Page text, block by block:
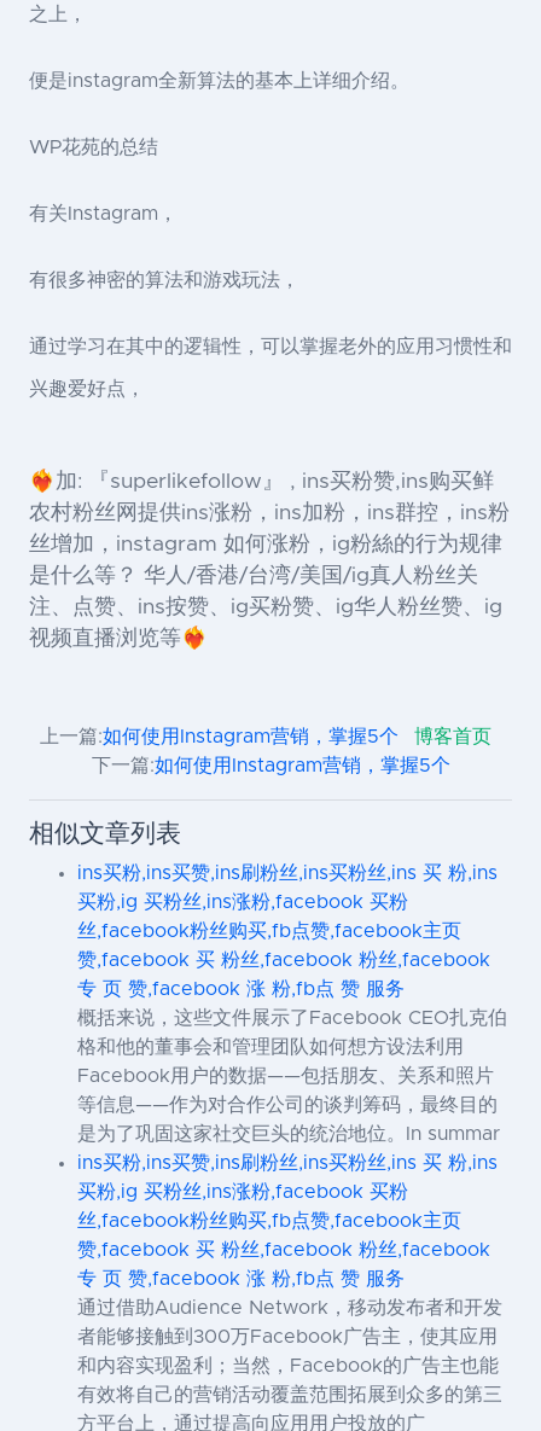
之上，
便是instagram全新算法的基本上详细介绍。
WP花苑的总结
有关Instagram，
有很多神密的算法和游戏玩法，
通过学习在其中的逻辑性，可以掌握老外的应用习惯性和
兴趣爱好点，
❤️‍🔥加: 『superlikefollow』 , ins买粉赞,ins购买鲜
农村粉丝网提供ins涨粉，ins加粉，ins群控，ins粉
丝增加，instagram 如何涨粉，ig粉絲的行为规律
是什么等？ 华人/香港/台湾/美国/ig真人粉丝关
注、点赞、ins按赞、ig买粉赞、ig华人粉丝赞、ig
视频直播浏览等❤️‍🔥
上一篇:如何使用Instagram营销，掌握5个
博客首页
下一篇:如何使用Instagram营销，掌握5个
相似文章列表
ins买粉,ins买赞,ins刷粉丝,ins买粉丝,ins 买 粉,ins
买粉,ig 买粉丝,ins涨粉,facebook 买粉
丝,facebook粉丝购买,fb点赞,facebook主页
赞,facebook 买 粉丝,facebook 粉丝,facebook
专 页 赞,facebook 涨 粉,fb点 赞 服务
概括来说，这些文件展示了Facebook CEO扎克伯
格和他的董事会和管理团队如何想方设法利用
Facebook用户的数据——包括朋友、关系和照片
等信息——作为对合作公司的谈判筹码，最终目的
是为了巩固这家社交巨头的统治地位。In summar
ins买粉,ins买赞,ins刷粉丝,ins买粉丝,ins 买 粉,ins
买粉,ig 买粉丝,ins涨粉,facebook 买粉
丝,facebook粉丝购买,fb点赞,facebook主页
赞,facebook 买 粉丝,facebook 粉丝,facebook
专 页 赞,facebook 涨 粉,fb点 赞 服务
通过借助Audience Network，移动发布者和开发
者能够接触到300万Facebook广告主，使其应用
和内容实现盈利；当然，Facebook的广告主也能
有效将自己的营销活动覆盖范围拓展到众多的第三
方平台上，通过提高向应用用户投放的广